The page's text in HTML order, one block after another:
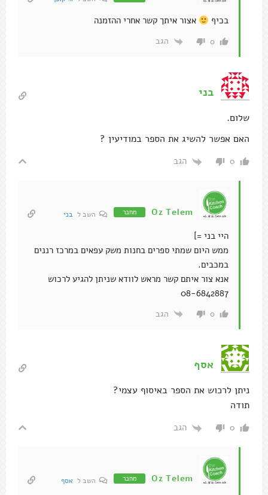
בכיף אצור איתך קשר אחרי ההזמנה
0 הגב
בני
שלום.
האם אפשר להשיג את הספר במודיעין ?
0 הגב
Oz Telem מחבר השב ל בני
היי בני =]
ממש היום שמתי ספרים בחנות משק עפאים במרכז רננים
במכבים.
אנא צור איתם קשר מראש לוודא שניתן להגיע לרכוש
08-6842887
0 הגב
אסף
ניתן לרכוש את הספר באיסוף עצמי?
תודה
0 הגב
Oz Telem מחבר השב ל אסף